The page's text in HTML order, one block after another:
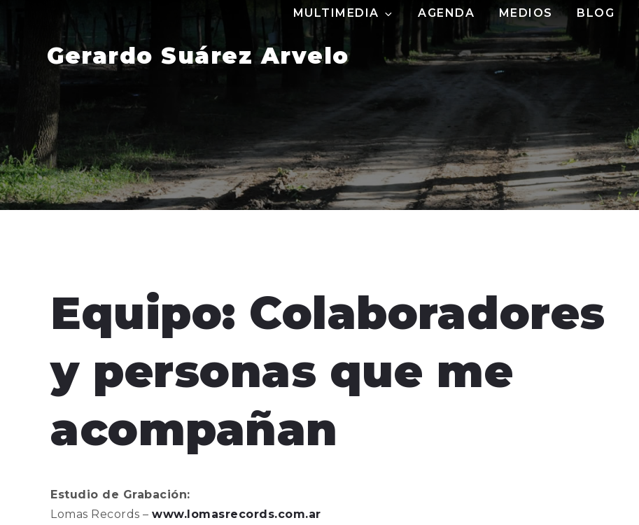
Gerardo Suárez Arvelo
MULTIMEDIA AGENDA MEDIOS BLOG
Equipo: Colaboradores
y personas que me
acompañan
Estudio de Grabación:
Lomas Records – www.lomasrecords.com.ar